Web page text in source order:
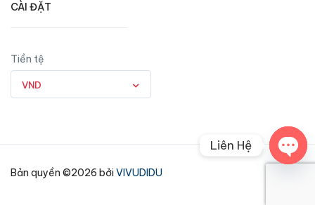
CÀI ĐẶT
Tiền tệ
VND
Bản quyền ©2026 bởi VIVUDIDU
Liên Hệ